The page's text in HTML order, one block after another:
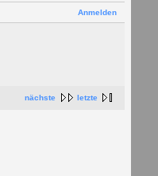
Anmelden
nächste letzte